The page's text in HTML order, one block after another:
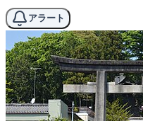
アラート